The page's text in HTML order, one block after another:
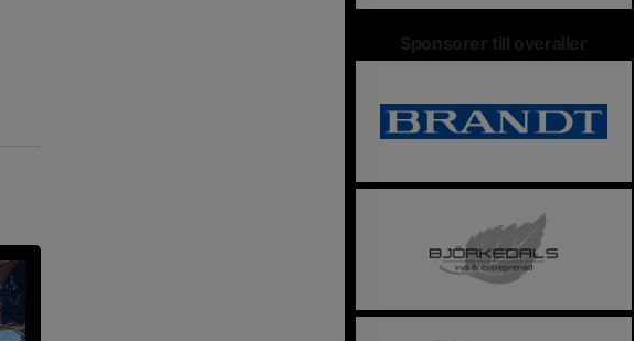
Sponsorer till overaller